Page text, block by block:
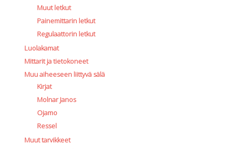
Muut letkut
Painemittarin letkut
Regulaattorin letkut
Luolakamat
Mittarit ja tietokoneet
Muu aiheeseen liittyvä sälä
Kirjat
Molnar Janos
Ojamo
Ressel
Muut tarvikkeet